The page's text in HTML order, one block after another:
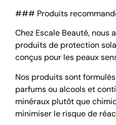
### Produits
Chez Escale Beauté, nous
produits de protection
conçus pour les peaux
Nos produits sont
parfums ou alcools et
minéraux plutôt que
minimiser le risque de